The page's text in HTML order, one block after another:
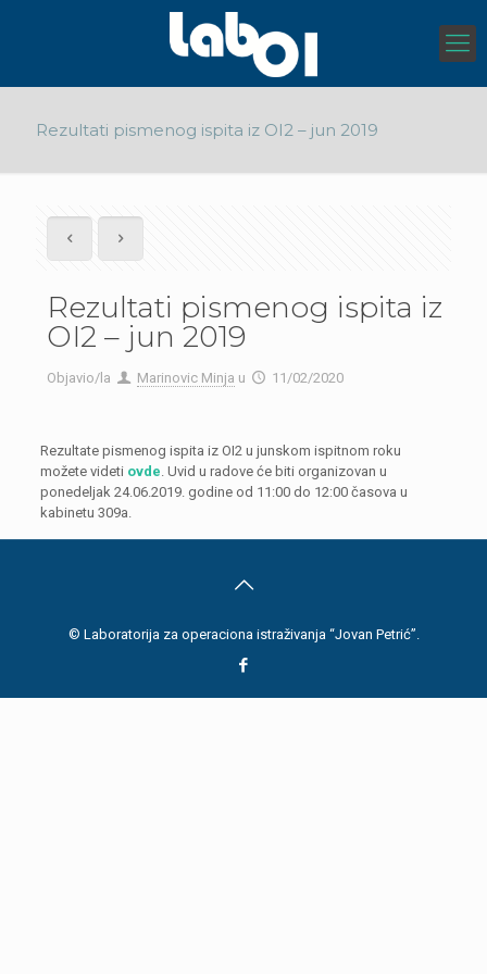
Rezultati pismenog ispita iz OI2 – jun 2019
Rezultati pismenog ispita iz
OI2 – jun 2019
Objavio/la Marinovic Minja u 11/02/2020
Rezultate pismenog ispita iz OI2 u junskom ispitnom roku
možete videti ovde. Uvid u radove će biti organizovan u
ponedeljak 24.06.2019. godine od 11:00 do 12:00 časova u
kabinetu 309a.
© Laboratorija za operaciona istraživanja “Jovan Petrić”.